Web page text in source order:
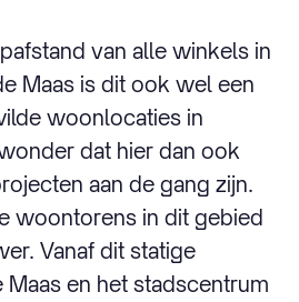
van alle winkels in
Maas is dit ook wel een
woonlocaties in
dat hier dan ook
aan de gang zijn.
woontorens in dit gebied
Vanaf dit statige
en het stadscentrum